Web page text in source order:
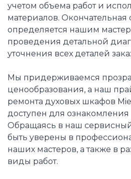
учетом объема работ и
материалов. Окончательная
определяется нашим
проведения детальной
уточнения всех деталей
Мы придерживаемся
ценообразования, а наш
ремонта духовых шкафов
доступен для ознакомления
Обращаясь в наш
быть уверены в
наших мастеров, а также в
виды работ.